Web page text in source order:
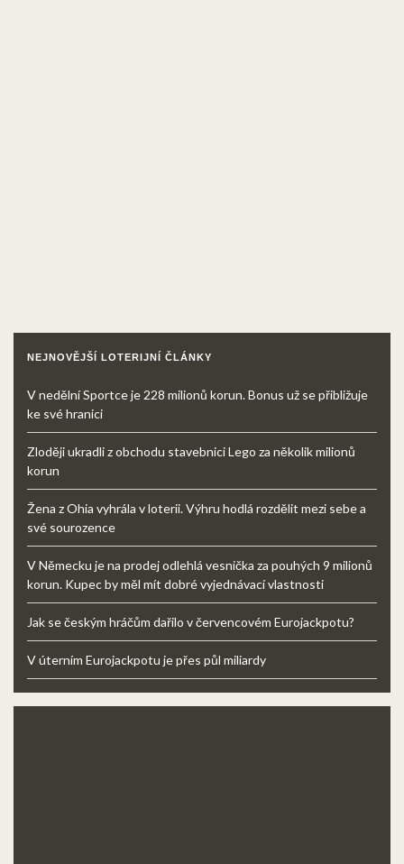
NEJNOVĚJŠÍ LOTERIJNÍ ČLÁNKY
V nedělní Sportce je 228 milionů korun. Bonus už se přibližuje
ke své hranici
Zloději ukradli z obchodu stavebnici Lego za několik milionů
korun
Žena z Ohia vyhrála v loterii. Výhru hodlá rozdělit mezi sebe a
své sourozence
V Německu je na prodej odlehlá vesnička za pouhých 9 milionů
korun. Kupec by měl mít dobré vyjednávací vlastnosti
Jak se českým hráčům dařilo v červencovém Eurojackpotu?
V úterním Eurojackpotu je přes půl miliardy